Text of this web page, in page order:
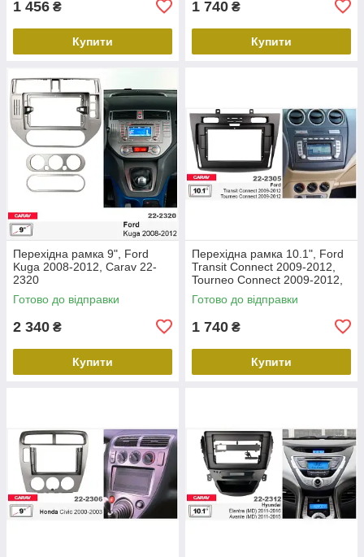
1 456 ₴
Купити
1 740 ₴
Купити
Перехідна рамка 9", Ford
Kuga 2008-2012, Carav 22-
2320
Готово до відправки
2 340 ₴
Купити
Перехідна рамка 10.1", Ford
Transit Connect 2009-2012,
Tourneo Connect 2009-2012,
Carav 22-2305
Готово до відправки
1 740 ₴
Купити